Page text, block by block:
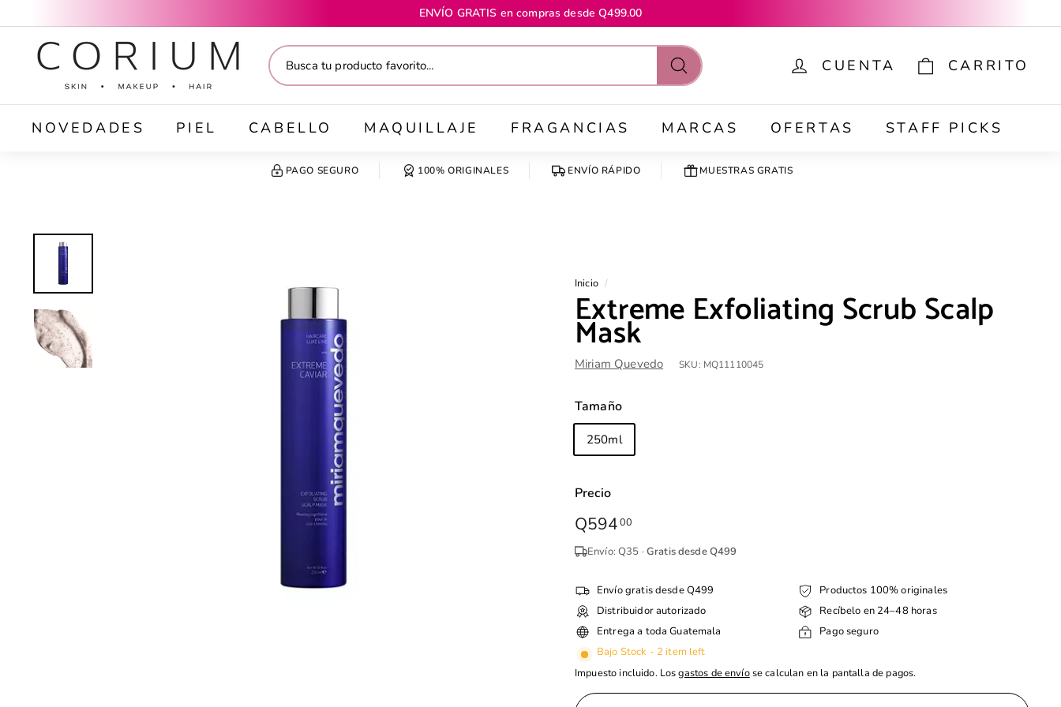
directamente
contenido
ENVÍO GRATIS en compras desde Q499.00
C
O
R
U
M
Buscar
CUENTA CARRITO
NOVEDADES PIEL CABELLO MAQUILLAJE FRAGANCIAS MARCAS OFERTAS STAFF PICKS
PAGO SEGURO 100% ORIGINALES ENVÍO RÁPIDO MUESTRAS GRATIS
Inicio /
Extreme Exfoliating Scrub Scalp
Mask
Miriam Quevedo SKU: MQ11110045
Tamaño
250ml
Precio
Precio
Q59400
Envío: Q35 · Gratis desde Q499
Envío gratis desde Q499
Productos 100% originales
Distribuidor autorizado
Recíbelo en 24–48 horas
Entrega a toda Guatemala
Pago seguro
Bajo Stock - 2 item left
Impuesto incluido. Losgastos de envíose calculan en la pantalla de pagos.